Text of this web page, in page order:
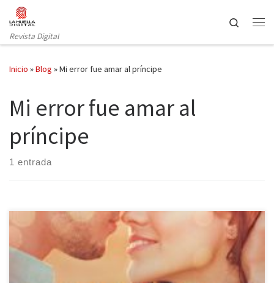
Saltar al contenido
Revista Digital
Search
Inicio »Blog »Mi error fue amar al príncipe
Mi error fue amar al
príncipe
1 entrada
Llega a las librerías la serie Mi error de Moruena Estríngana
publicada por Booket. Mi error fue amar al príncipe es el libro que